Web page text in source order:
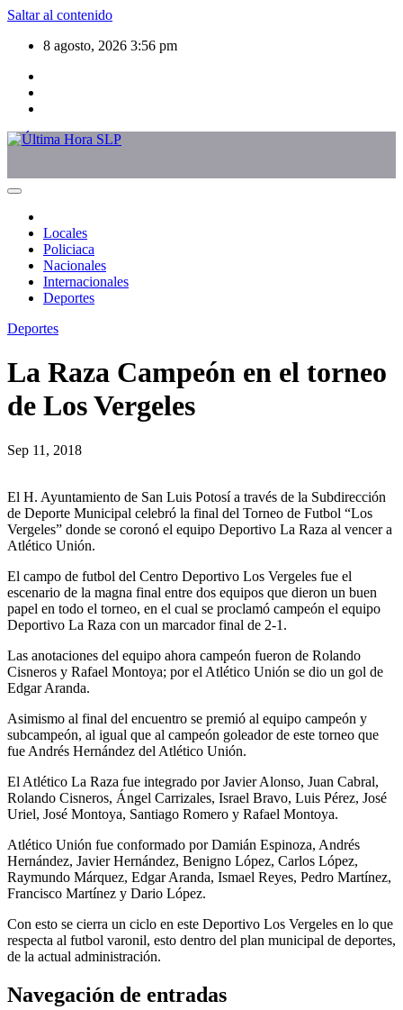
Saltar al contenido
8 agosto, 2026 3:56 pm
Locales
Policiaca
Nacionales
Internacionales
Deportes
Deportes
La Raza Campeón en el torneo
de Los Vergeles
Sep 11, 2018
El H. Ayuntamiento de San Luis Potosí a través de la Subdirección
de Deporte Municipal celebró la final del Torneo de Futbol “Los
Vergeles” donde se coronó el equipo Deportivo La Raza al vencer a
Atlético Unión.
El campo de futbol del Centro Deportivo Los Vergeles fue el
escenario de la magna final entre dos equipos que dieron un buen
papel en todo el torneo, en el cual se proclamó campeón el equipo
Deportivo La Raza con un marcador final de 2-1.
Las anotaciones del equipo ahora campeón fueron de Rolando
Cisneros y Rafael Montoya; por el Atlético Unión se dio un gol de
Edgar Aranda.
Asimismo al final del encuentro se premió al equipo campeón y
subcampeón, al igual que al campeón goleador de este torneo que
fue Andrés Hernández del Atlético Unión.
El Atlético La Raza fue integrado por Javier Alonso, Juan Cabral,
Rolando Cisneros, Ángel Carrizales, Israel Bravo, Luis Pérez, José
Uriel, José Montoya, Santiago Romero y Rafael Montoya.
Atlético Unión fue conformado por Damián Espinoza, Andrés
Hernández, Javier Hernández, Benigno López, Carlos López,
Raymundo Márquez, Edgar Aranda, Ismael Reyes, Pedro Martínez,
Francisco Martínez y Dario López.
Con esto se cierra un ciclo en este Deportivo Los Vergeles en lo que
respecta al futbol varonil, esto dentro del plan municipal de deportes,
de la actual administración.
Navegación de entradas